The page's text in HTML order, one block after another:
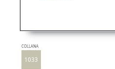
COLLANA
1033